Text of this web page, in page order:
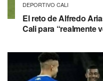
DEPORTIVO CALI
El reto de Alfredo
Cali para “realmente